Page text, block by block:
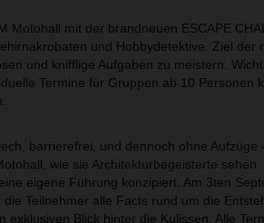
Motohall mit der brandneuen ESCAPE
und Hobbydetektive. Ziel der
und knifflige Aufgaben zu meistern.
Termine für Gruppen ab 10 Personen
barrierefrei, und dennoch ohne Aufzüge
wie sie Architekturbegeisterte
eigene Führung konzipiert. Am 3ten
Teilnehmer alle Facts rund um die
Blick hinter die Kulissen. Alle